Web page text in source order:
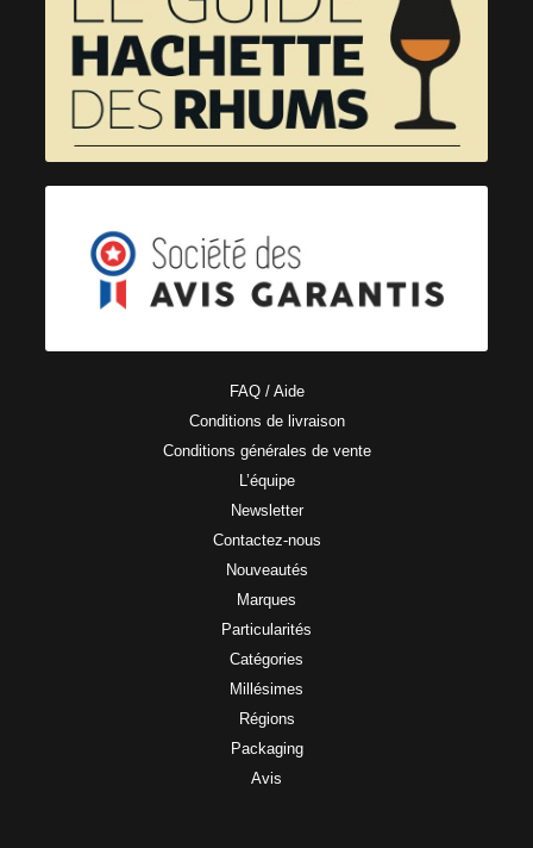
FAQ / Aide
Conditions de livraison
Conditions générales de vente
L’équipe
Newsletter
Contactez-nous
Nouveautés
Marques
Particularités
Catégories
Millésimes
Régions
Packaging
Avis